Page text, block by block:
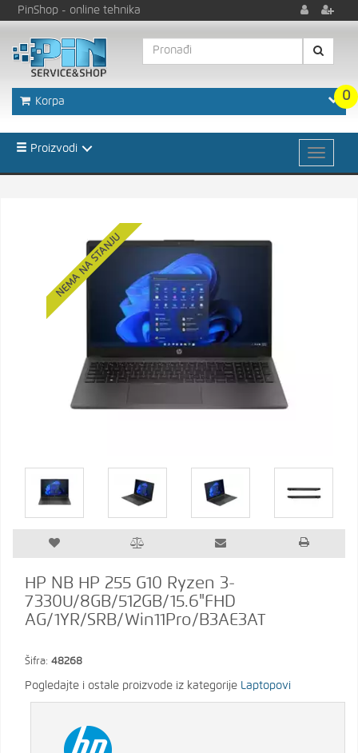
PinShop - online tehnika
0
Korpa
Proizvodi
NEMA NA STANJU
HP NB HP 255 G10 Ryzen 3-
7330U/8GB/512GB/15.6"FHD
AG/1YR/SRB/Win11Pro/B3AE3AT
Šifra: 48268
Pogledajte i ostale proizvode iz kategorije Laptopovi